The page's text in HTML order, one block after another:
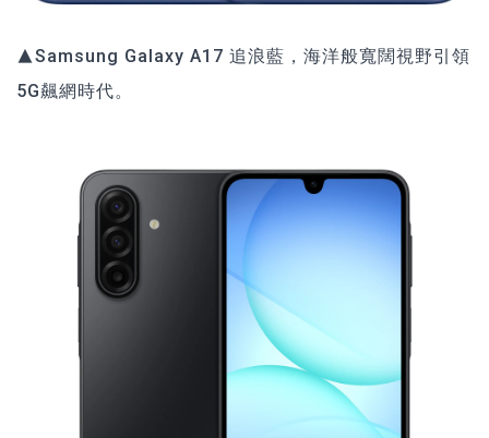
▲Samsung Galaxy A17 追浪藍，海洋般寬闊視野引領
5G飆網時代。